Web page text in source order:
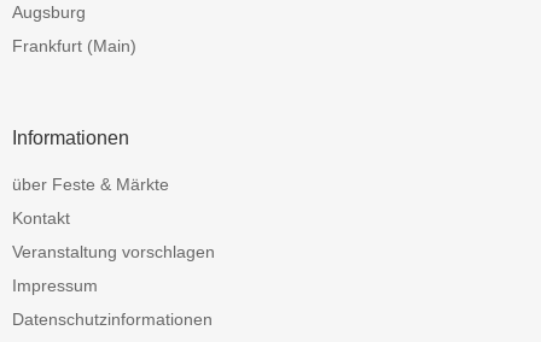
Augsburg
Frankfurt (Main)
Informationen
über Feste & Märkte
Kontakt
Veranstaltung vorschlagen
Impressum
Datenschutzinformationen